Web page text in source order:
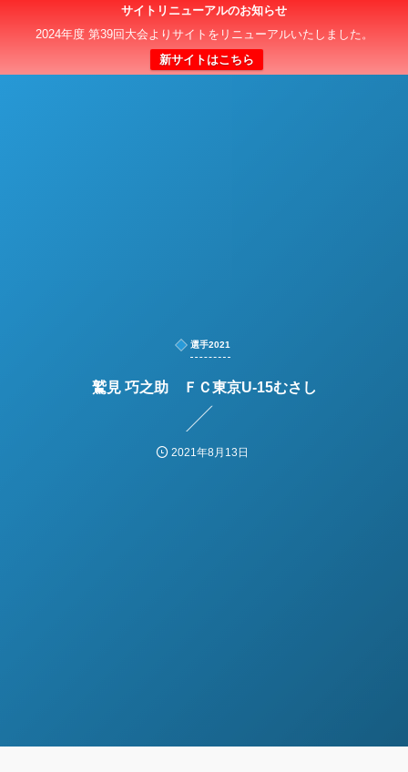
サイトリニューアルのお知らせ
2024年度 第39回大会よりサイトをリニューアルいたしました。
新サイトはこちら
日本クラブユースサッカー選手権（U-15）大会
選手2021
鷲見 巧之助 ＦＣ東京U-15むさし
2021年8月13日